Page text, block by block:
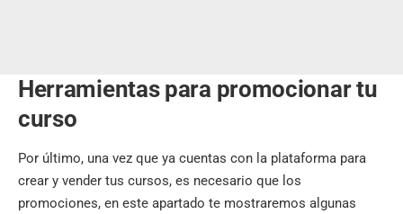
Herramientas para promocionar tu
curso
Por último, una vez que ya cuentas con la plataforma para
crear y vender tus cursos, es necesario que los
promociones, en este apartado te mostraremos algunas